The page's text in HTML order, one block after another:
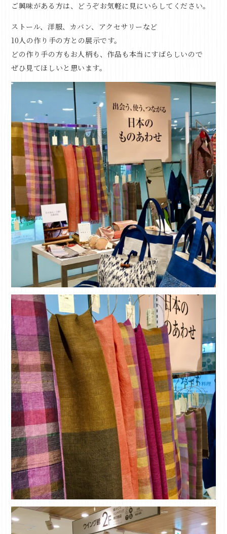
ご興味がある方は、どうぞお気軽に見にいらしてください。
ストール、洋服、カバン、アクセサリーなど
10人の作り手の方との展示です。
どの作り手の方もお人柄も、作品も本当にすばらしいので
ぜひ見てほしいと思います。